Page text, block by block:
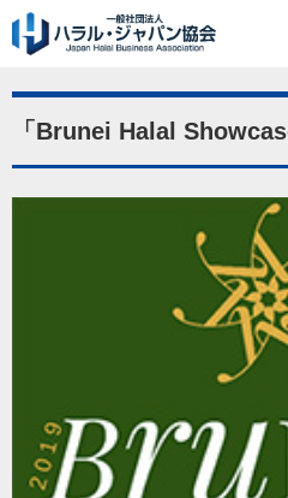
「Brunei Halal